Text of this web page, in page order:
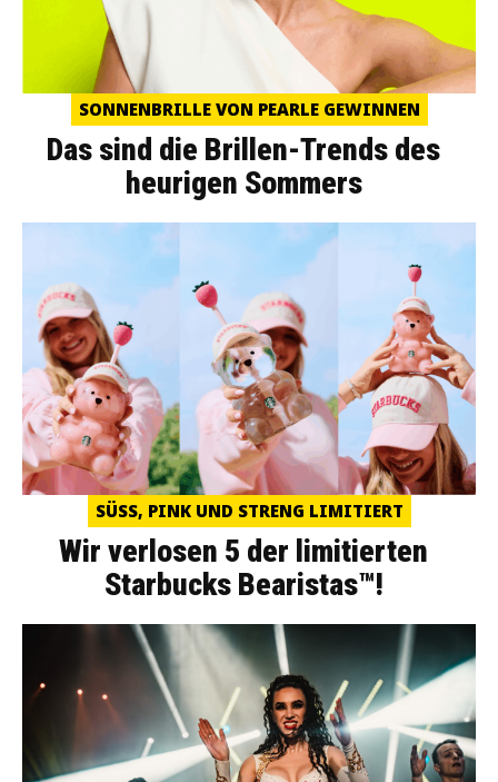
SONNENBRILLE VON PEARLE GEWINNEN
Das sind die Brillen-Trends des
heurigen Sommers
SÜSS, PINK UND STRENG LIMITIERT
Wir verlosen 5 der limitierten
Starbucks Bearistas™!